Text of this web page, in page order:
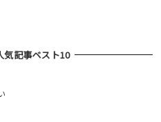
気記事ベスト10